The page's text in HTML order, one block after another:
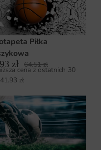
Piłka
zł 64.51zł
cena z ostatnich 30
41.93 zł